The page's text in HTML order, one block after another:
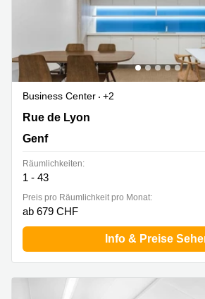
Business Center
+2
Rue de Lyon 77,2. und 3. Stock, Genf
Rue de Lyon
Genf
Räumlichkeiten:
1 - 43
Preis pro Räumlichkeit pro Monat:
ab 679 CHF
Info & Preise